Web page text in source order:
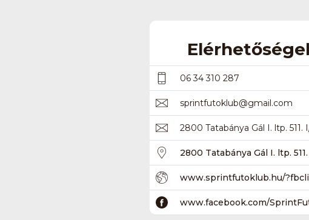
06 34 310 287
sprintfutoklub@gmail.com
2800 Tatabánya Gál I. ltp. 511.
2800 Tatabánya Gál I. ltp. 511.
www.sprintfutoklub.hu/
www.facebook.com/